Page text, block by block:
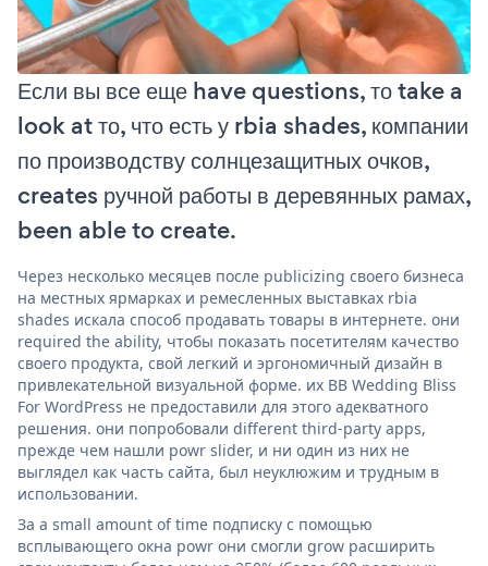
Если вы все еще have questions, то take a
look at то, что есть у rbia shades, компании
по производству солнцезащитных очков,
creates ручной работы в деревянных рамах,
been able to create.
Через несколько месяцев после publicizing своего бизнеса
на местных ярмарках и ремесленных выставках rbia
shades искала способ продавать товары в интернете. они
required the ability, чтобы показать посетителям качество
своего продукта, свой легкий и эргономичный дизайн в
привлекательной визуальной форме. их BB Wedding Bliss
For WordPress не предоставили для этого адекватного
решения. они попробовали different third-party apps,
прежде чем нашли powr slider, и ни один из них не
выглядел как часть сайта, был неуклюжим и трудным в
использовании.
За a small amount of time подписку с помощью
всплывающего окна powr они смогли grow расширить